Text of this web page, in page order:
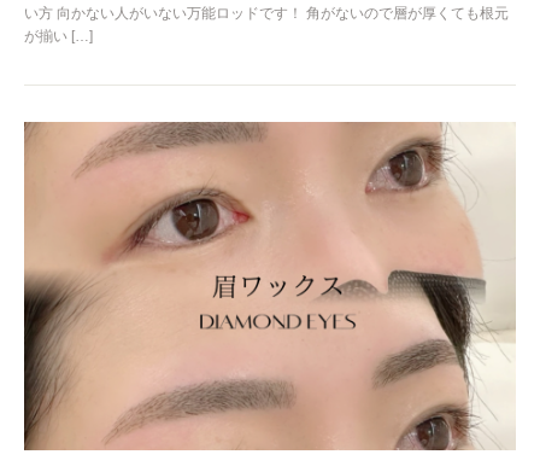
い方 向かない人がいない万能ロッドです！ 角がないので層が厚くても根元
が揃い […]